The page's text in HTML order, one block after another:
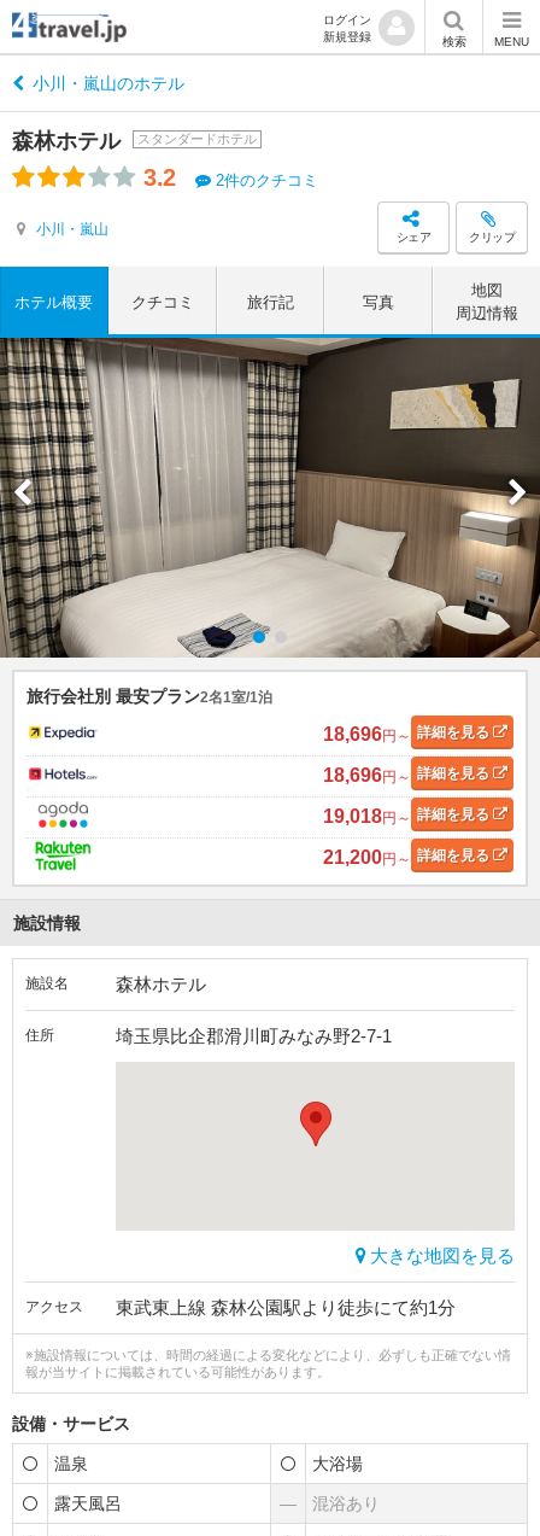
ログイン
新規登録
検索 MENU
小川・嵐山のホテル
森林ホテル スタンダードホテル
3.2 2件のクチコミ
小川・嵐山 シェア クリップ
ホテル概要 クチコミ 旅行記 写真
地図
周辺情報
旅行会社別 最安プラン2名1室/1泊
18,696円～ 詳細を見る
18,696円～ 詳細を見る
19,018円～ 詳細を見る
21,200円～ 詳細を見る
施設情報
施設名 森林ホテル
住所 埼玉県比企郡滑川町みなみ野2-7-1
大きな地図を見る
アクセス 東武東上線 森林公園駅より徒歩にて約1分
※施設情報については、時間の経過による変化などにより、必ずしも正確でない情
報が当サイトに掲載されている可能性があります。
設備・サービス
温泉 大浴場
露天風呂 ― 混浴あり